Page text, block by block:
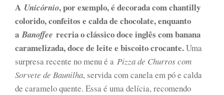
A Unicórnio, por exemplo, é decorada com chantilly
colorido, confeitos e calda de chocolate, enquanto
aBanoffee recria o clássico doce inglês com banana
caramelizada, doce de leite e biscoito crocante.Uma
surpresa recente no menu é a Pizza de Churros com
Sorvete de Baunilha, servida com canela em pó e calda
de caramelo quente. Essa é uma delícia, recomendo